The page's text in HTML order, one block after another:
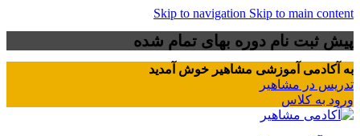
Skip to navigation Skip to main content
پیش ثبت نام دوره بهای تمام شده
به آکادمی آموزشی مشاهیر خوش آمدید
تدریس در مشاهیر
ورود به کلاس